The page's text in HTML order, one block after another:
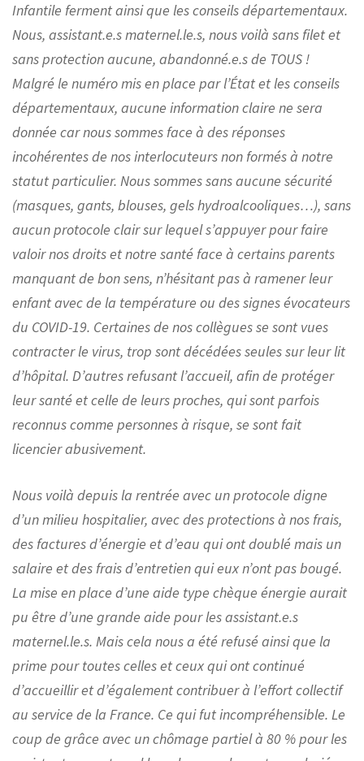
Infantile ferment ainsi que les conseils départementaux.
Nous, assistant.e.s maternel.le.s, nous voilà sans filet et
sans protection aucune, abandonné.e.s de TOUS !
Malgré le numéro mis en place par l’État et les conseils
départementaux, aucune information claire ne sera
donnée car nous sommes face à des réponses
incohérentes de nos interlocuteurs non formés à notre
statut particulier. Nous sommes sans aucune sécurité
(masques, gants, blouses, gels hydroalcooliques…), sans
aucun protocole clair sur lequel s’appuyer pour faire
valoir nos droits et notre santé face à certains parents
manquant de bon sens, n’hésitant pas à ramener leur
enfant avec de la température ou des signes évocateurs
du COVID-19. Certaines de nos collègues se sont vues
contracter le virus, trop sont décédées seules sur leur lit
d’hôpital. D’autres refusant l’accueil, afin de protéger
leur santé et celle de leurs proches, qui sont parfois
reconnus comme personnes à risque, se sont fait
licencier abusivement.
Nous voilà depuis la rentrée avec un protocole digne
d’un milieu hospitalier, avec des protections à nos frais,
des factures d’énergie et d’eau qui ont doublé mais un
salaire et des frais d’entretien qui eux n’ont pas bougé.
La mise en place d’une aide type chèque énergie aurait
pu être d’une grande aide pour les assistant.e.s
maternel.le.s. Mais cela nous a été refusé ainsi que la
prime pour toutes celles et ceux qui ont continué
d’accueillir et d’également contribuer à l’effort collectif
au service de la France. Ce qui fut incompréhensible. Le
coup de grâce avec un chômage partiel à 80 % pour les